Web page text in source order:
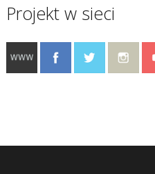
Projekt w sieci